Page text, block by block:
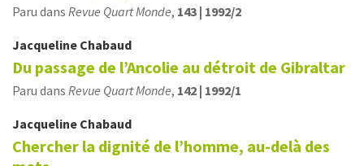
Paru dans Revue Quart Monde, 143 | 1992/2
Jacqueline Chabaud
Du passage de l’Ancolie au détroit de Gibraltar
Paru dans Revue Quart Monde, 142 | 1992/1
Jacqueline Chabaud
Chercher la dignité de l’homme, au-delà des